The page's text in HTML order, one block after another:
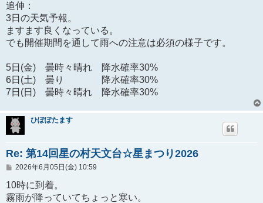
追伸：
3日の天気予報。
ますます良くなっている。
でも開催期間を通して雨への注意は必須の様子です。
5日(金) 曇時々晴れ 降水確率30%
6日(土) 曇り 降水確率30%
7日(日) 曇時々晴れ 降水確率30%
ひぽぽたます
Re: 第14回星の村天文台☆星まつり2026
投
記
事
2026年6月05日(金) 10:59
10時に到着。
霧雨が降っていてちょっと寒い。